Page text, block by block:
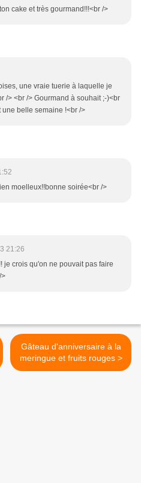
cake et très gourmand!!!<br />
une vraie tuerie à laquelle je
/> <br /> Gourmand à souhait ;-)<br
une belle semaine !<br />
moelleux!!bonne soirée<br />
21:26
je crois qu'on ne pouvait pas faire
Gâteau d'anniversaire à la
meringue et fruits rouges >